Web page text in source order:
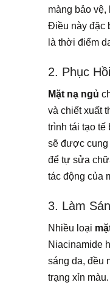
màng bảo vệ,
Điều này đặc
là thời điểm
2. Phục
Mặt nạ ngủ
và chiết xuất
trình tái tạo tế
sẽ được
để tự sửa
tác động của
3. Làm
Nhiều loại
Niacinamide
sáng da, đều
trạng xỉn